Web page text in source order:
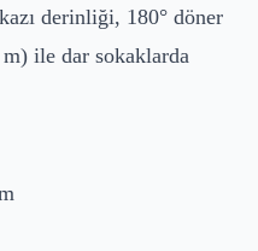
derinliği, 180° döner
ile dar sokaklarda